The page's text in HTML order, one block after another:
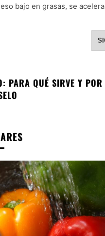
bajo en grasas, se
PARA QUÉ SIRVE Y POR